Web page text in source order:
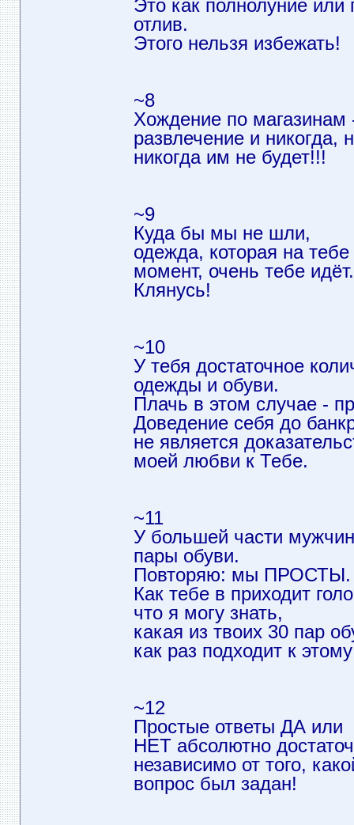
Это как полнолуние или
отлив.
Этого нельзя избежать!
~8
Хождение по магазинам
развлечение и никогда,
никогда им не будет!!!
~9
Куда бы мы не шли,
одежда, которая на
момент, очень тебе идёт.
Клянусь!
~10
У тебя достаточное
одежды и обуви.
Плачь в этом случае -
Доведение себя до
не является
моей любви к Тебе.
~11
У большей части
пары обуви.
Повторяю: мы ПРОСТЫ.
Как тебе в приходит
что я могу знать,
какая из твоих 30 пар
как раз подходит к
~12
Простые ответы ДА или
НЕТ абсолютно
независимо от того,
вопрос был задан!